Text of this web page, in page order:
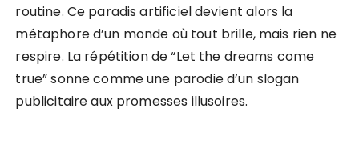
routine. Ce paradis artificiel devient alors la
métaphore d’un monde où tout brille, mais rien ne
respire. La répétition de “Let the dreams come
true” sonne comme une parodie d’un slogan
publicitaire aux promesses illusoires.